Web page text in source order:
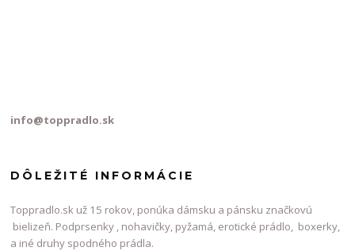
info@toppradlo.sk
DÔLEŽITÉ INFORMÁCIE
Toppradlo.sk už 15 rokov, ponúka dámsku a pánsku značkovú
bielizeň. Podprsenky , nohavičky, pyžamá, erotické prádlo, boxerky,
a iné druhy spodného prádla.